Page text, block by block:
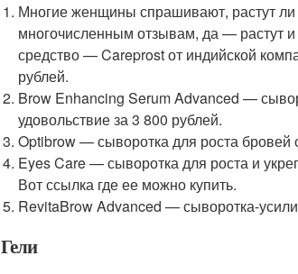
Многие женщины спрашивают, растут ли
многочисленным отзывам, да — растут
средство — Careprost от индийской
рублей.
Brow Enhancing Serum Advanced —
удовольствие за 3 800 рублей.
Optibrow — сыворотка для роста бровей
Eyes Care — сыворотка для роста и
Вот ссылка где ее можно купить.
RevitaBrow Advanced — сыворотка-
Гели